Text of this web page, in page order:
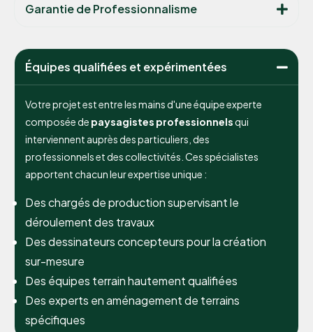
Garantie de Professionnalisme
Équipes qualifiées et expérimentées
Votre projet est entre les mains d'une équipe experte
composée de paysagistes professionnelsqui
interviennent auprès des particuliers, des
professionnels et des collectivités. Ces spécialistes
apportent chacun leur expertise unique :
Des chargés de production supervisant le
déroulement des travaux
Des dessinateurs concepteurs pour la création
sur-mesure
Des équipes terrain hautement qualifiées
Des experts en aménagement de terrains
spécifiques